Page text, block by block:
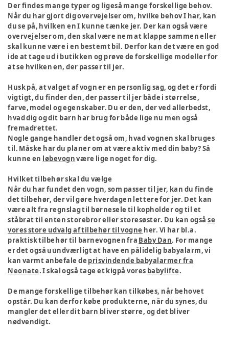
Der findes mange typer og ligeså mange forskellige behov.
Når du har gjort dig overvejelser om, hvilke behov I har, kan
du se på, hvilken en I kunne tænke jer. Der kan også være
overvejelser om, den skal være nem at klappe sammen eller
skal kunne være i en bestemt bil. Derfor kan det være en god
ide at tage ud i butikken og prøve de forskellige modeller for
at se hvilken en, der passer til jer.
Husk på, at valget af vogn er en personlig sag, og det er fordi
vigtigt, du finder den, der passer til jer både i størrelse,
farve, model og egenskaber. Du er den, der ved allerbedst,
hvad dig og dit barn har brug for både lige nu men også
fremadrettet.
Nogle gange handler det også om, hvad vognen skal bruges
til. Måske har du planer om at være aktiv med din baby? Så
kunne en løbevognvære lige noget for dig.
Hvilket tilbehør skal du vælge
Når du har fundet den vogn, som passer til jer, kan du finde
det tilbehør, der vil gøre hverdagen lettere for jer. Det kan
være alt fra regnslag til børnesele til kopholder og til et
ståbrat til enten storebror eller storesøster. Du kan også se
vores store udvalg af tilbehør til vogne her. Vi har bl.a.
praktisk tilbehør til barnevognen fra Baby Dan. For mange
er det også uundværligt at have en pålidelig babyalarm, vi
kan varmt anbefale de prisvindende babyalarmer fra
Neonate. I skal også tage et kigpå vores babylifte.
De mange forskellige tilbehør kan tilkøbes, når behovet
opstår. Du kan derfor købe produkterne, når du synes, du
mangler det eller dit barn bliver større, og det bliver
nødvendigt.